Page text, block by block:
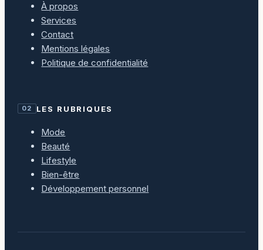
À propos
Services
Contact
Mentions légales
Politique de confidentialité
02 LES RUBRIQUES
Mode
Beauté
Lifestyle
Bien-être
Développement personnel